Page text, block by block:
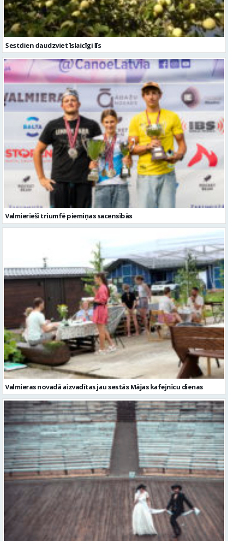
Valmierieši triumfē piemiņas sacensībās
Valmieras novadā aizvadītas jau sestās Mājas kafejnīcu dienas
Valmiera gatava teātra svētkiem – sākas Valmieras vasaras teātra
festivāla nedēļa